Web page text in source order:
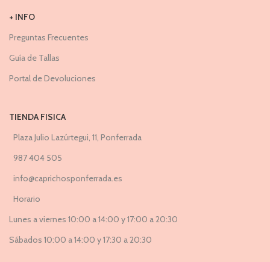
+ INFO
Preguntas Frecuentes
Guía de Tallas
Portal de Devoluciones
TIENDA FISICA
Plaza Julio Lazúrtegui, 11, Ponferrada
987 404 505
info@caprichosponferrada.es
Horario
Lunes a viernes 10:00 a 14:00 y 17:00 a 20:30
Sábados 10:00 a 14:00 y 17:30 a 20:30